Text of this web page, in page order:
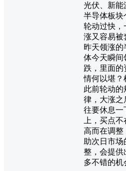
光伏、新能
半导体板块
轮动过快，
涨又容易被
昨天领涨的
体今天瞬间
跌，里面的
情何以堪？
此前轮动的
律，大涨之
往要休息一
上，买点不
高而在调整
助次日市场
整，会提供
多不错的机